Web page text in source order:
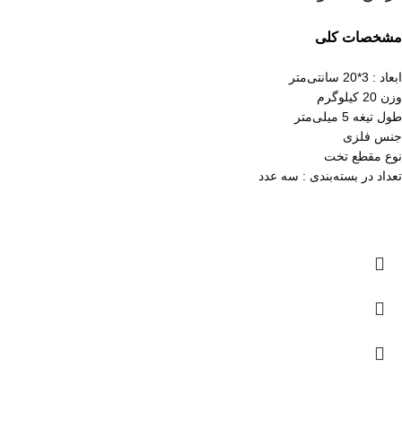
مشخصات کلی
ابعاد : 3*20 سانتی‌متر
وزن 20 کیلوگرم
طول تیغه 5 میلی‌متر
جنس فلزی
نوع مقطع تخت
تعداد در بسته‌بندی : سه عدد